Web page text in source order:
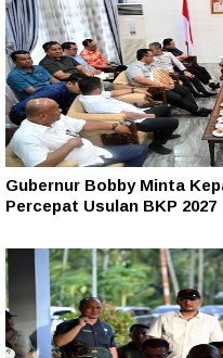
Gubernur Bobby Minta
Percepat Usulan BKP 2027